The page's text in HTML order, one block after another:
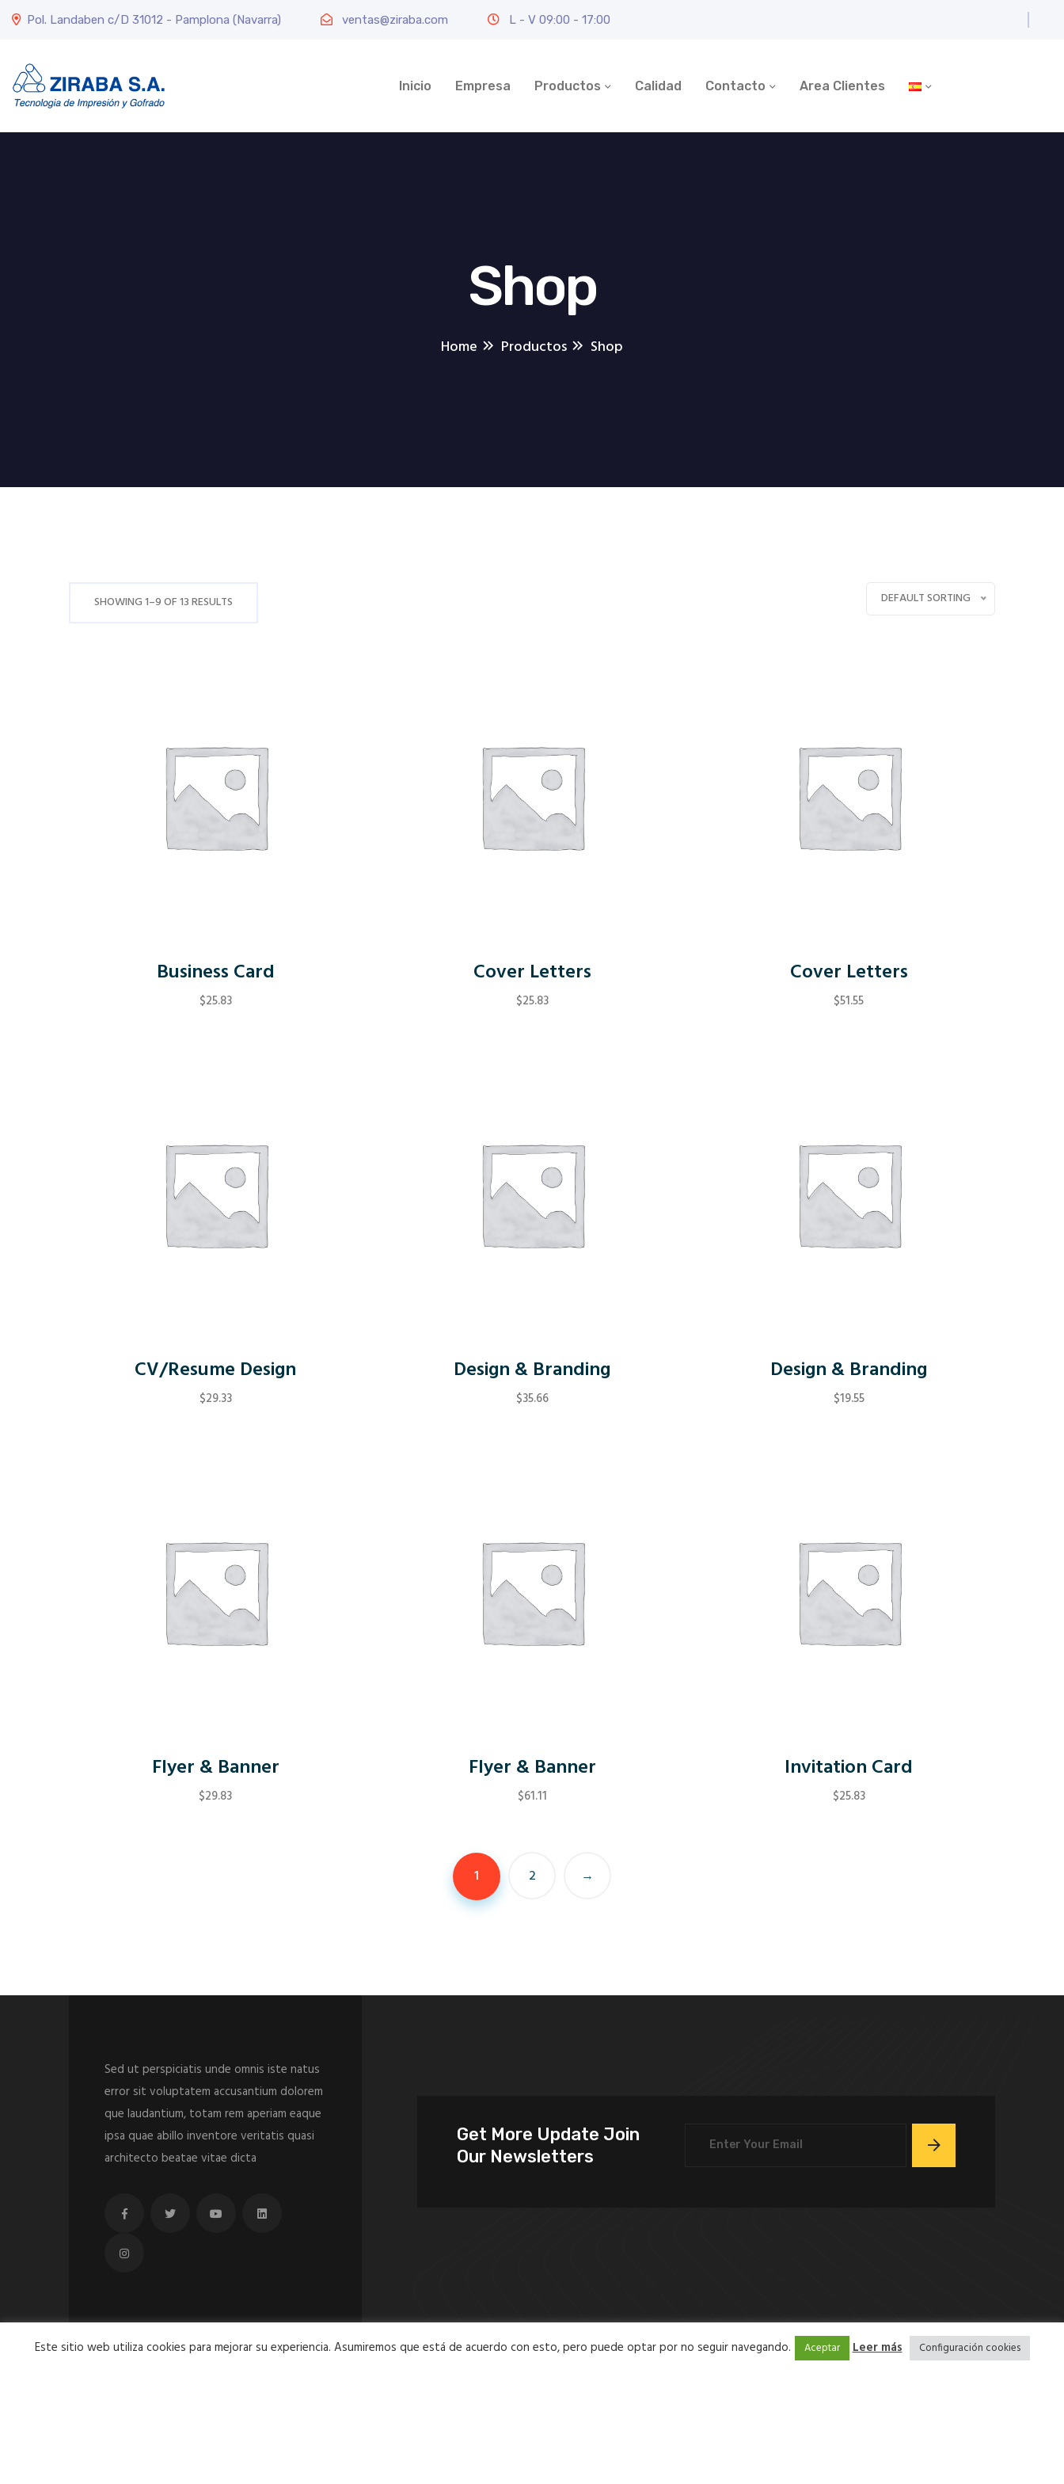
Pol. Landaben c/D 31012 - Pamplona (Navarra) ventas@ziraba.com L - V 09:00 - 17:00
Inicio Empresa Productos Calidad Contacto Area Clientes
Shop
Home Productos Shop
SHOWING 1–9 OF 13 RESULTS DEFAULT SORTING
Business Card
$25.83
Cover Letters
$25.83
Cover Letters
$51.55
CV/Resume Design
$29.33
Design & Branding
$35.66
Design & Branding
$19.55
Flyer & Banner
$29.83
Flyer & Banner
$61.11
Invitation Card
$25.83
1 2 →
Sed ut perspiciatis unde omnis iste natus
error sit voluptatem accusantium dolorem
que laudantium, totam rem aperiam eaque
ipsa quae abillo inventore veritatis quasi
architecto beatae vitae dicta
Get More Update Join
Our Newsletters
Este sitio web utiliza cookies para mejorar su experiencia. Asumiremos que está de acuerdo con esto, pero puede optar por no seguir navegando. Aceptar Leer más Configuración cookies